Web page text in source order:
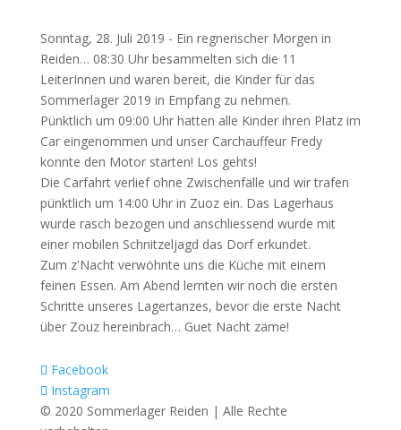
Sonntag, 28. Juli 2019 - Ein regnerischer Morgen in
Reiden… 08:30 Uhr besammelten sich die 11
LeiterInnen und waren bereit, die Kinder für das
Sommerlager 2019 in Empfang zu nehmen.
Pünktlich um 09:00 Uhr hatten alle Kinder ihren Platz im
Car eingenommen und unser Carchauffeur Fredy
konnte den Motor starten! Los gehts!
Die Carfahrt verlief ohne Zwischenfälle und wir trafen
pünktlich um 14:00 Uhr in Zuoz ein. Das Lagerhaus
wurde rasch bezogen und anschliessend wurde mit
einer mobilen Schnitzeljagd das Dorf erkundet.
Zum z'Nacht verwöhnte uns die Küche mit einem
feinen Essen. Am Abend lernten wir noch die ersten
Schritte unseres Lagertanzes, bevor die erste Nacht
über Zouz hereinbrach… Guet Nacht zäme!
Facebook
Instagram
© 2020 Sommerlager Reiden | Alle Rechte